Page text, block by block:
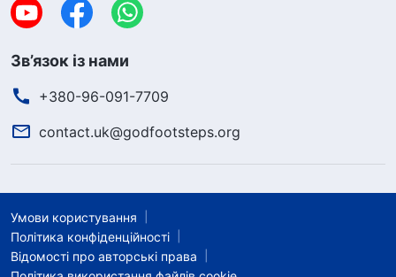
Зв’язок із нами
+380-96-091-7709
contact.uk@godfootsteps.org
Умови користування
Політика конфіденційності
Відомості про авторські права